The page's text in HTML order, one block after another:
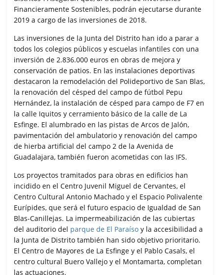
Financieramente Sostenibles, podrán ejecutarse durante
2019 a cargo de las inversiones de 2018.
Las inversiones de la Junta del Distrito han ido a parar a
todos los colegios públicos y escuelas infantiles con una
inversión de 2.836.000 euros en obras de mejora y
conservación de patios. En las instalaciones deportivas
destacaron la remodelación del Polideportivo de San Blas,
la renovación del césped del campo de fútbol Pepu
Hernández, la instalación de césped para campo de F7 en
la calle Iquitos y cerramiento básico de la calle de La
Esfinge. El alumbrado en las pistas de Arcos de Jalón,
pavimentación del ambulatorio y renovación del campo
de hierba artificial del campo 2 de la Avenida de
Guadalajara, también fueron acometidas con las IFS.
Los proyectos tramitados para obras en edificios han
incidido en el Centro Juvenil Miguel de Cervantes, el
Centro Cultural Antonio Machado y el Espacio Polivalente
Eurípides, que será el futuro espacio de Igualdad de San
Blas-Canillejas. La impermeabilización de las cubiertas
del auditorio del parque de El Paraíso y la accesibilidad a
la Junta de Distrito también han sido objetivo prioritario.
El Centro de Mayores de La Esfinge y el Pablo Casals, el
centro cultural Buero Vallejo y el Montamarta, completan
las actuaciones.